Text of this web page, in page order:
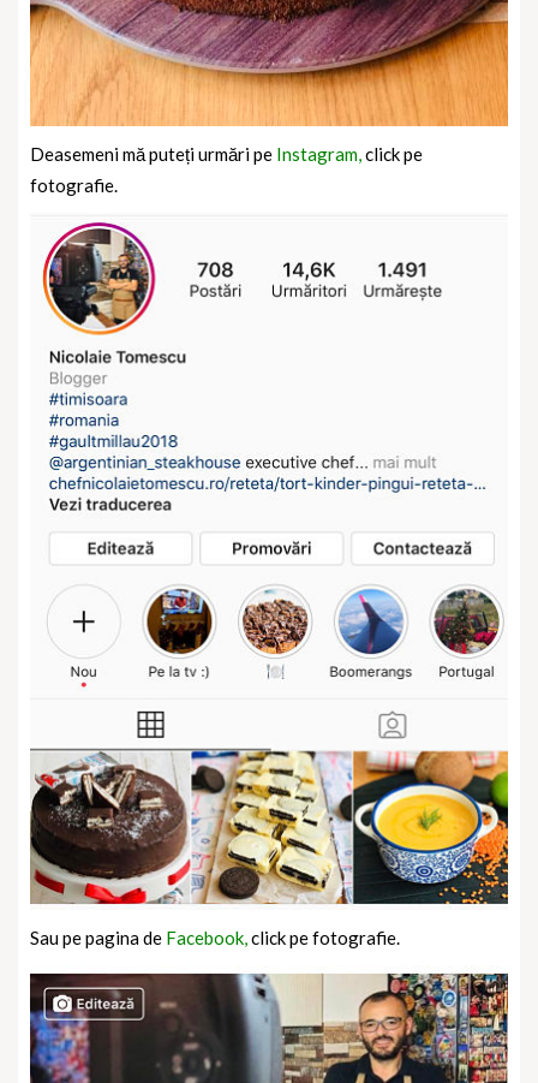
Deasemeni mă puteți urmări pe Instagram,click pe
fotografie.
Sau pe pagina de Facebook,click pe fotografie.